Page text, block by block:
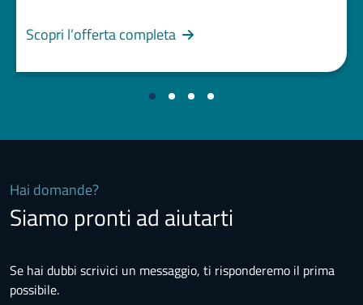
Scopri l’offerta completa
Hai domande?
Siamo pronti ad aiutarti
Se hai dubbi scrivici un messaggio, ti risponderemo il prima
possibile.